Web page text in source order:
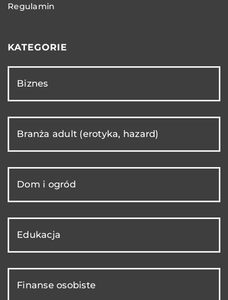
Regulamin
KATEGORIE
Biznes
Branża adult (erotyka, hazard)
Dom i ogród
Edukacja
Finanse osobiste